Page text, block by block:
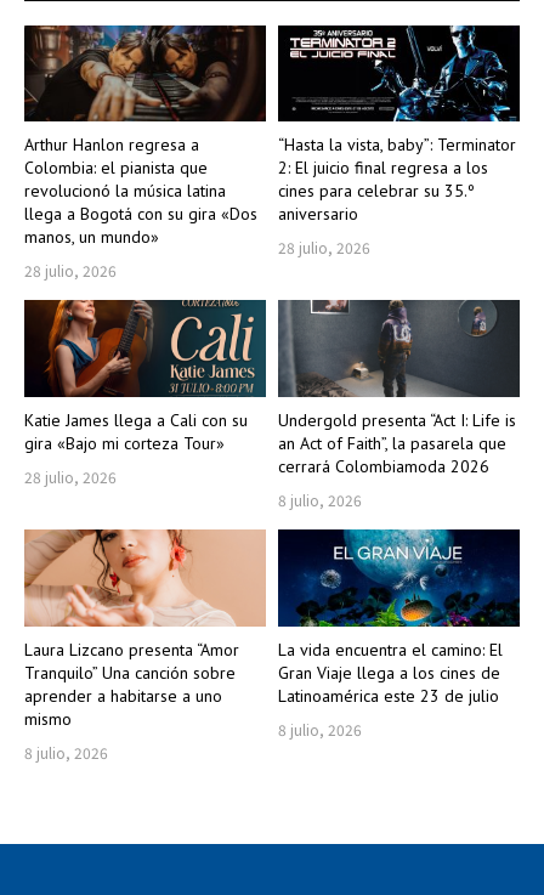
Arthur Hanlon regresa a
Colombia: el pianista que
revolucionó la música latina
llega a Bogotá con su gira «Dos
manos, un mundo»
28 julio, 2026
“Hasta la vista, baby”: Terminator
2: El juicio final regresa a los
cines para celebrar su 35.º
aniversario
28 julio, 2026
Katie James llega a Cali con su
gira «Bajo mi corteza Tour»
28 julio, 2026
Undergold presenta “Act I: Life is
an Act of Faith”, la pasarela que
cerrará Colombiamoda 2026
8 julio, 2026
Laura Lizcano presenta “Amor
Tranquilo” Una canción sobre
aprender a habitarse a uno
mismo
8 julio, 2026
La vida encuentra el camino: El
Gran Viaje llega a los cines de
Latinoamérica este 23 de julio
8 julio, 2026